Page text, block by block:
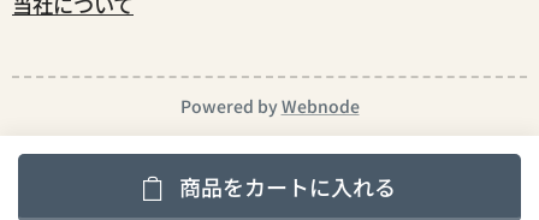
商品をカートに入れる
Powered byWebnode